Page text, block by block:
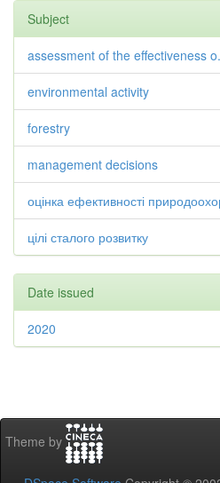
Subject
assessment of the effectiveness
environmental activity
forestry
management decisions
оцінка ефективності
цілі сталого розвитку
Date issued
2020
Theme by